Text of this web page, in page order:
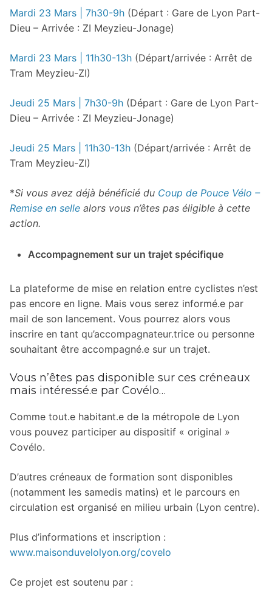
Mardi 23 Mars | 7h30-9h (Départ : Gare de Lyon Part-
Dieu – Arrivée : ZI Meyzieu-Jonage)
Mardi 23 Mars | 11h30-13h (Départ/arrivée : Arrêt de
Tram Meyzieu-ZI)
Jeudi 25 Mars | 7h30-9h (Départ : Gare de Lyon Part-
Dieu – Arrivée : ZI Meyzieu-Jonage)
Jeudi 25 Mars | 11h30-13h (Départ/arrivée : Arrêt de
Tram Meyzieu-ZI)
*Si vous avez déjà bénéficié du Coup de Pouce Vélo –
Remise en selle alors vous n’êtes pas éligible à cette
action.
Accompagnement sur un trajet spécifique
La plateforme de mise en relation entre cyclistes n’est
pas encore en ligne. Mais vous serez informé.e par
mail de son lancement. Vous pourrez alors vous
inscrire en tant qu’accompagnateur.trice ou personne
souhaitant être accompagné.e sur un trajet.
Vous n’êtes pas disponible sur ces créneaux
mais intéressé.e par Covélo…
Comme tout.e habitant.e de la métropole de Lyon
vous pouvez participer au dispositif « original »
Covélo.
D’autres créneaux de formation sont disponibles
(notamment les samedis matins) et le parcours en
circulation est organisé en milieu urbain (Lyon centre).
Plus d’informations et inscription :
www.maisonduvelolyon.org/covelo
Ce projet est soutenu par :